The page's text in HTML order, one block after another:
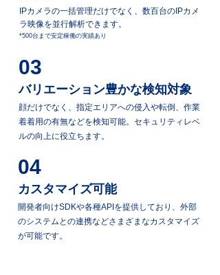
IPカメラの一括管理だけでなく、数百台のIPカメ
ラ映像を並行解析できます。
*500台まで安定稼働の実績あり
03
バリエーション豊かな検知対象
顔だけでなく、指定エリアへの侵入や転倒、作業
着着用の有無などを検知可能。セキュリティレベ
ルの向上に役立ちます。
04
カスタマイズ可能
開発者向けSDKや各種APIを提供しており、外部
のシステムとの連携などさまざまなカスタマイズ
が可能です。